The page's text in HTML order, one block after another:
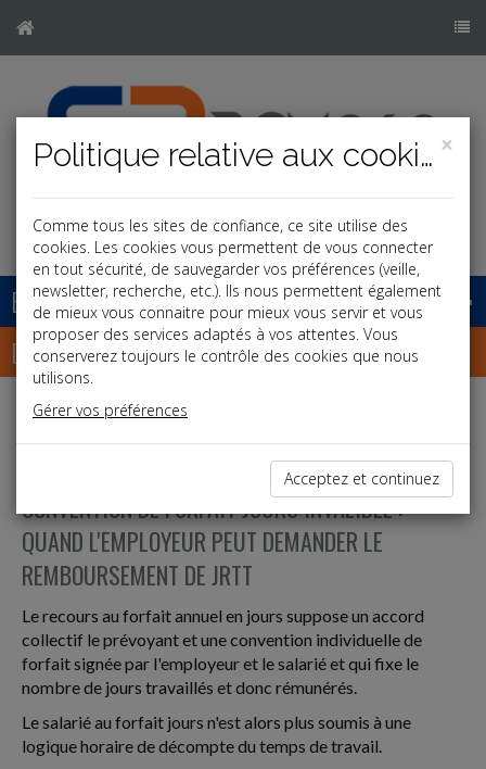
Base documentaire
Dépêches
j
Social
CONVENTION DE FORFAIT JOURS INVALIDÉE :
QUAND L'EMPLOYEUR PEUT DEMANDER LE
REMBOURSEMENT DE JRTT
Le recours au forfait annuel en jours suppose un accord
collectif le prévoyant et une convention individuelle de
forfait signée par l'employeur et le salarié et qui fixe le
nombre de jours travaillés et donc rémunérés.
Le salarié au forfait jours n'est alors plus soumis à une
logique horaire de décompte du temps de travail.
×
Politique relative aux cookies
Comme tous les sites de confiance, ce site utilise des
cookies. Les cookies vous permettent de vous connecter
en tout sécurité, de sauvegarder vos préférences (veille,
newsletter, recherche, etc.). Ils nous permettent également
de mieux vous connaitre pour mieux vous servir et vous
proposer des services adaptés à vos attentes. Vous
conserverez toujours le contrôle des cookies que nous
utilisons.
Gérer vos préférences
Acceptez et continuez